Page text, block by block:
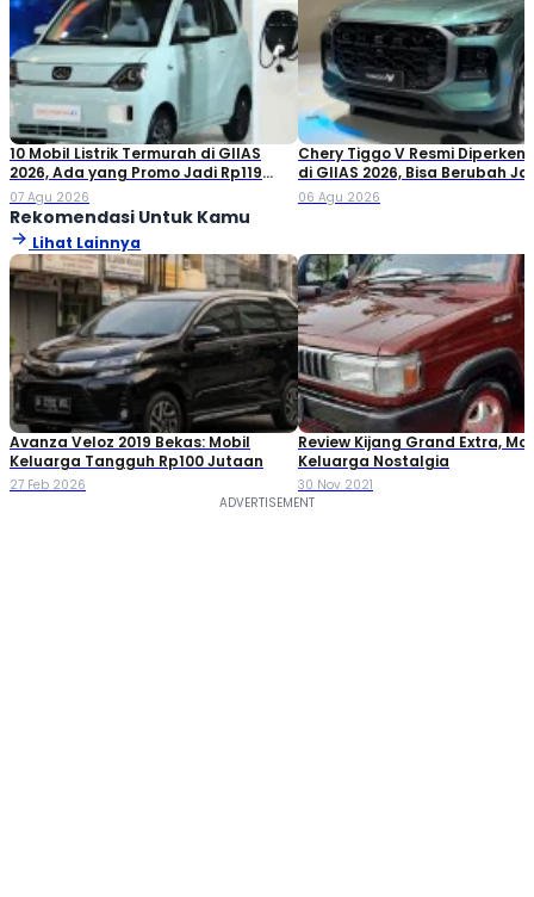
10 Mobil Listrik Termurah di GIIAS
2026, Ada yang Promo Jadi Rp119
Jutaan!
07 Agu 2026
Chery Tiggo V Resmi
di GIIAS 2026, Bisa Berubah
Double Cabin
06 Agu 2026
Rekomendasi Untuk Kamu
Lihat Lainnya
Avanza Veloz 2019 Bekas: Mobil
Keluarga Tangguh Rp100 Jutaan
27 Feb 2026
Review Kijang Grand Extra,
Keluarga Nostalgia
30 Nov 2021